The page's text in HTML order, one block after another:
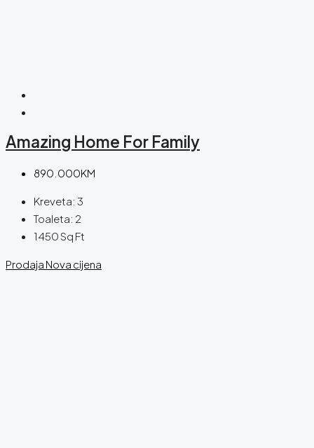
Amazing Home For Family
890.000KM
Kreveta: 3
Toaleta: 2
1450Sq Ft
Prodaja Nova cijena